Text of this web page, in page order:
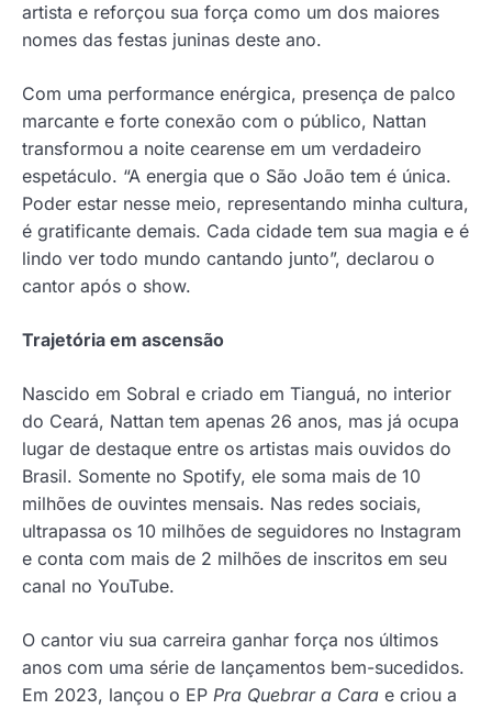
artista e reforçou sua força como um dos maiores
nomes das festas juninas deste ano.
Com uma performance enérgica, presença de palco
marcante e forte conexão com o público, Nattan
transformou a noite cearense em um verdadeiro
espetáculo. “A energia que o São João tem é única.
Poder estar nesse meio, representando minha cultura,
é gratificante demais. Cada cidade tem sua magia e é
lindo ver todo mundo cantando junto”, declarou o
cantor após o show.
Trajetória em ascensão
Nascido em Sobral e criado em Tianguá, no interior
do Ceará, Nattan tem apenas 26 anos, mas já ocupa
lugar de destaque entre os artistas mais ouvidos do
Brasil. Somente no Spotify, ele soma mais de 10
milhões de ouvintes mensais. Nas redes sociais,
ultrapassa os 10 milhões de seguidores no Instagram
e conta com mais de 2 milhões de inscritos em seu
canal no YouTube.
O cantor viu sua carreira ganhar força nos últimos
anos com uma série de lançamentos bem-sucedidos.
Em 2023, lançou o EP Pra Quebrar a Cara e criou a